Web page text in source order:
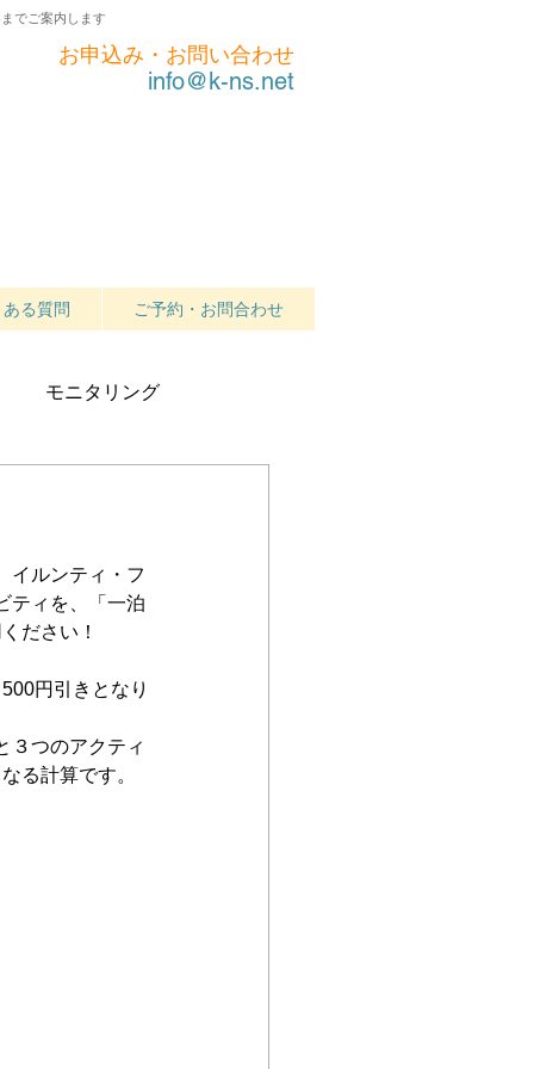
でご案内します
お申込み・お問い合わせ
info@k-ns.net
ある質問 ご予約・お問合わせ
モニタリング
イルンティ・フ
ティを、「一泊
ださい！
円引きとなり
３つのアクティ
る計算です。